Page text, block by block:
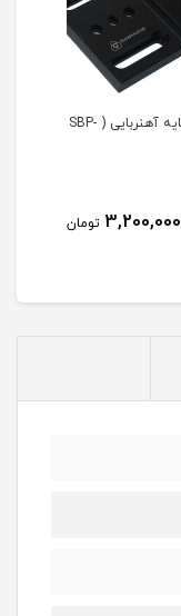
صفحه پایه آهنربایی ( SBP-
3,200,000 تومان